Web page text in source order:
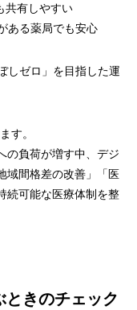
共有しやすい
ある薬局でも安心
しゼロ」を目指した運
す。
の負荷が増す中、デジ
域間格差の改善」「医
続可能な医療体制を整
きのチェック